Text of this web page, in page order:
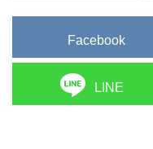
Facebook
LINE